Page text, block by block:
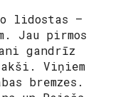
lidostas –
Jau pirmos
gandrīz
Viņiem
bremzes.